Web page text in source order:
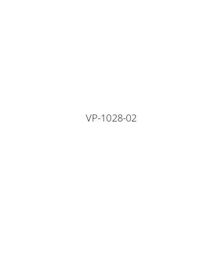
VP-1028-02